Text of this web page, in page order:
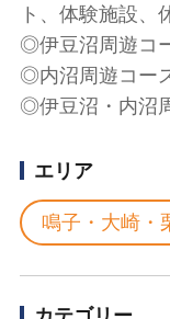
ト、体験施設、
◎伊豆沼周遊コ
◎内沼周遊コー
◎伊豆沼・内沼
エリア
鳴子・大崎・